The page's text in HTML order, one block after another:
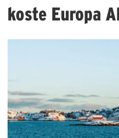
koste Europa